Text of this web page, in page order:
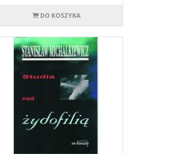
DO KOSZYKA